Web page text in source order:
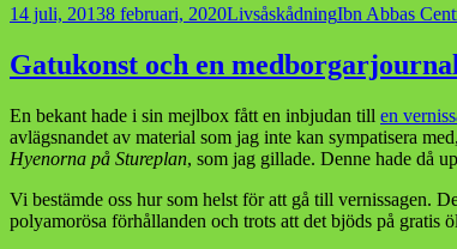
Postat
14 juli, 20138 februari, 2020Kategorier
LivsåskådningTaggar
Ibn Abbas
Gatukonst och en
En bekant hade i sin mejlbox fått en inbjudan till en
avlägsnandet av material som jag inte kan sympatisera
Hyenorna på Stureplan, som jag gillade. Denne hade då
Vi bestämde oss hur som helst för att gå till vernissagen.
polyamorösa förhållanden och trots att det bjöds på gratis